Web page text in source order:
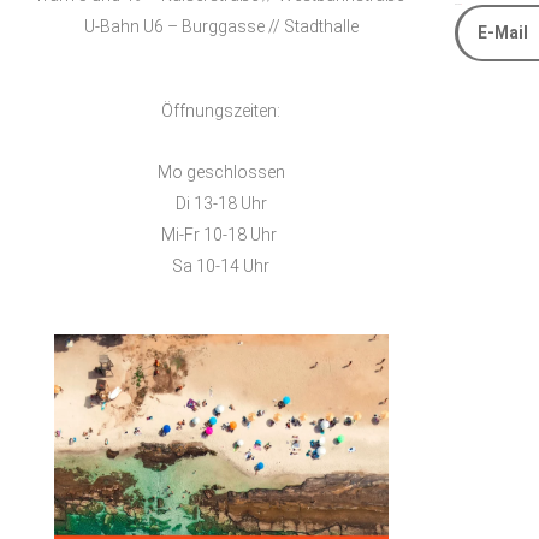
U-Bahn U6 – Burggasse // Stadthalle
Öffnungszeiten:
Mo geschlossen
Di 13-18 Uhr
Mi-Fr 10-18 Uhr
Sa 10-14 Uhr